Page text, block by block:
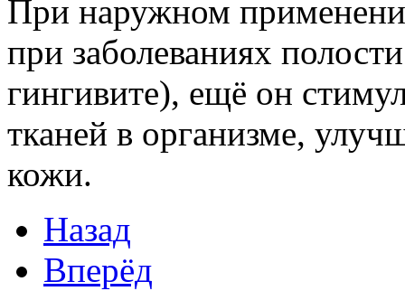
При наружном
при заболеваниях
гингивите), ещё он
тканей в организме,
кожи.
Назад
Вперёд